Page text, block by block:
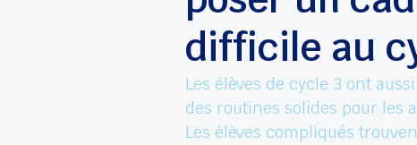
difficile au
Les élèves de cycle 3 ont
des routines solides pour les
Les élèves compliqués